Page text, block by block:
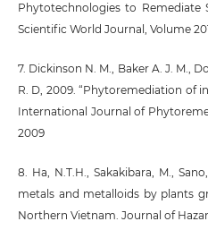
Phytotechnologies to Remediate
Scientific World Journal, Volume
7. Dickinson N. M., Baker A. J. M.,
R. D, 2009. “Phytoremediation of
International Journal of
2009
8. Ha, N.T.H., Sakakibara, M.,
metals and metalloids by plants
Northern Vietnam. Journal of